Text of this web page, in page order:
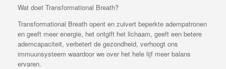
Wat doet Transformational Breath?
Transformational Breath opent en zuivert beperkte adempatronen
en geeft meer energie, het ontgift het lichaam, geeft een betere
ademcapaciteit, verbetert de gezondheid, verhoogt ons
immuunsysteem waardoor we over het hele lijf meer balans
ervaren.